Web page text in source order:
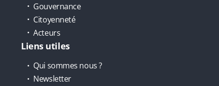
Gouvernance
Citoyenneté
Acteurs
Liens utiles
Qui sommes nous ?
Newsletter